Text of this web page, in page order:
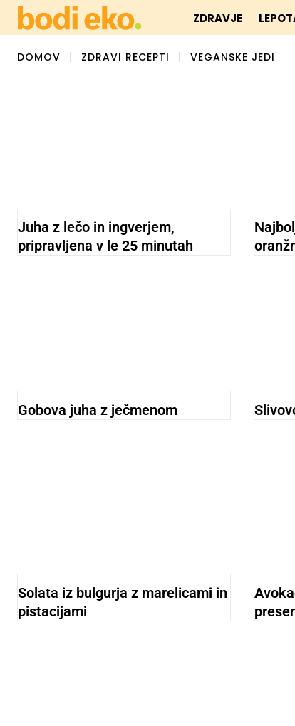
ZDRAVJE
DOMOV ZDRAVI RECEPTI VEGANSKE JEDI
Juha z lečo in ingverjem,
pripravljena v le 25 minutah
Gobova juha z ječmenom
Solata iz bulgurja z marelicami in
pistacijami